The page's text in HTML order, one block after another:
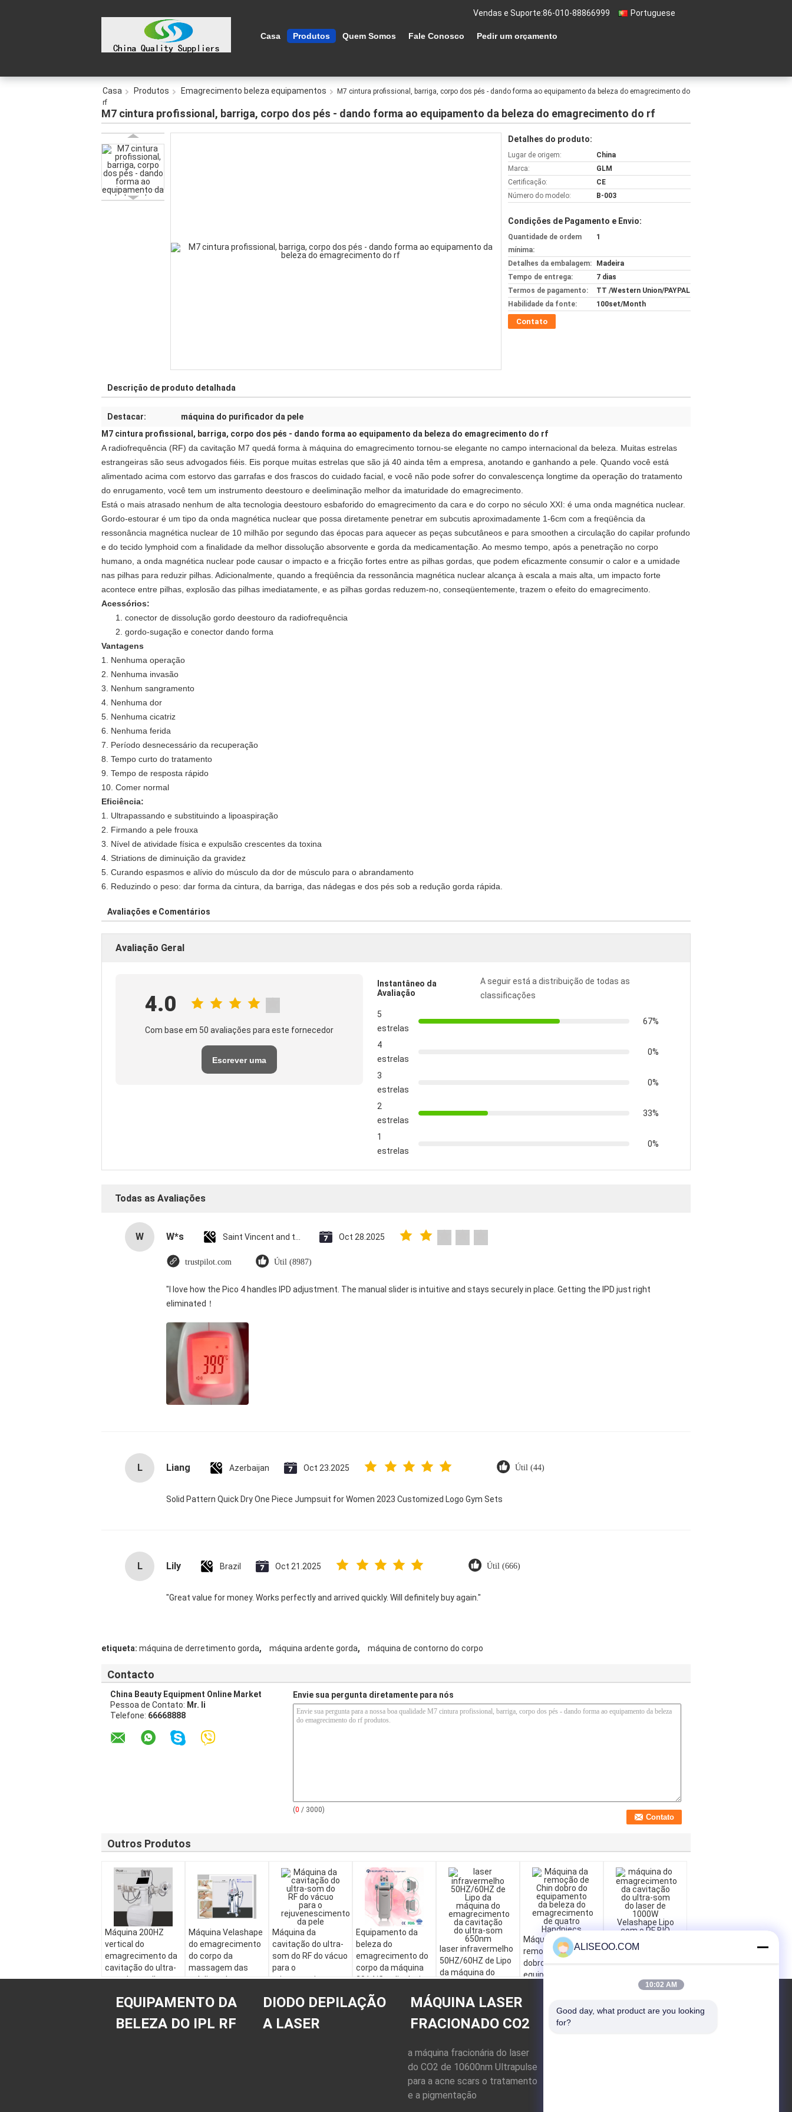
Portuguese
Vendas e Suporte:86-010-88866999
Casa Produtos Quem Somos Fale Conosco Pedir um orçamento
Casa Produtos Emagrecimento beleza equipamentos
M7 cintura profissional, barriga, corpo dos pés - dando forma ao equipamento da beleza do emagrecimento do
rf
M7 cintura profissional, barriga, corpo dos pés - dando forma ao equipamento da beleza do emagrecimento do rf
Detalhes do produto:
Lugar de origem:
China
Marca:
GLM
Certificação:
CE
Número do modelo:
B-003
Condições de Pagamento e Envio:
Quantidade de ordem
mínima:
1
Detalhes da embalagem:
Madeira
Tempo de entrega:
7 dias
Termos de pagamento:
TT /Western Union/PAYPAL
Habilidade da fonte:
100set/Month
Contato
Descrição de produto detalhada
Destacar:
máquina do purificador da pele
M7 cintura profissional, barriga, corpo dos pés - dando forma ao equipamento da beleza do emagrecimento do rf
A radiofrequência (RF) da cavitação M7 quedá forma à máquina do emagrecimento tornou-se elegante no campo internacional da beleza. Muitas estrelas
estrangeiras são seus advogados fiéis. Eis porque muitas estrelas que são já 40 ainda têm a empresa, anotando e ganhando a pele. Quando você está
alimentado acima com estorvo das garrafas e dos frascos do cuidado facial, e você não pode sofrer do convalescença longtime da operação do tratamento
do enrugamento, você tem um instrumento deestouro e deeliminação melhor da imaturidade do emagrecimento.
Está o mais atrasado nenhum de alta tecnologia deestouro esbaforido do emagrecimento da cara e do corpo no século XXI: é uma onda magnética nuclear.
Gordo-estourar é um tipo da onda magnética nuclear que possa diretamente penetrar em subcutis aproximadamente 1-6cm com a freqüência da
ressonância magnética nuclear de 10 milhão por segundo das épocas para aquecer as peças subcutâneos e para smoothen a circulação do capilar profundo
e do tecido lymphoid com a finalidade da melhor dissolução absorvente e gorda da medicamentação. Ao mesmo tempo, após a penetração no corpo
humano, a onda magnética nuclear pode causar o impacto e a fricção fortes entre as pilhas gordas, que podem eficazmente consumir o calor e a umidade
nas pilhas para reduzir pilhas. Adicionalmente, quando a freqüência da ressonância magnética nuclear alcança à escala a mais alta, um impacto forte
acontece entre pilhas, explosão das pilhas imediatamente, e as pilhas gordas reduzem-no, conseqüentemente, trazem o efeito do emagrecimento.
Acessórios:
1. conector de dissolução gordo deestouro da radiofrequência
2. gordo-sugação e conector dando forma
Vantagens
1. Nenhuma operação
2. Nenhuma invasão
3. Nenhum sangramento
4. Nenhuma dor
5. Nenhuma cicatriz
6. Nenhuma ferida
7. Período desnecessário da recuperação
8. Tempo curto do tratamento
9. Tempo de resposta rápido
10. Comer normal
Eficiência:
1. Ultrapassando e substituindo a lipoaspiração
2. Firmando a pele frouxa
3. Nível de atividade física e expulsão crescentes da toxina
4. Striations de diminuição da gravidez
5. Curando espasmos e alívio do músculo da dor de músculo para o abrandamento
6. Reduzindo o peso: dar forma da cintura, da barriga, das nádegas e dos pés sob a redução gorda rápida.
Avaliações e Comentários
Avaliação Geral
4.0
Com base em 50 avaliações para este fornecedor
Escrever uma
Instantâneo da
Avaliação
A seguir está a distribuição de todas as
classificações
5
estrelas
67%
4
estrelas
0%
3
estrelas
0%
2
estrelas
33%
1
estrelas
0%
Todas as Avaliações
W W*s Oct 28.2025
trustpilot.com Útil (8987)
"I love how the Pico 4 handles IPD adjustment. The manual slider is intuitive and stays securely in place. Getting the IPD just right
eliminated！
L Liang Azerbaijan Oct 23.2025 Útil (44)
Solid Pattern Quick Dry One Piece Jumpsuit for Women 2023 Customized Logo Gym Sets
L Lily Brazil Oct 21.2025 Útil (666)
"Great value for money. Works perfectly and arrived quickly. Will definitely buy again."
etiqueta: máquina de derretimento gorda, máquina ardente gorda, máquina de contorno do corpo
Contacto
China Beauty Equipment Online Market
Pessoa de Contato: Mr. li
Telefone: 66668888
Envie sua pergunta diretamente para nós
(0 / 3000)
Outros Produtos
Máquina 200HZ
vertical do
emagrecimento da
cavitação do ultra-
som das mulheres
500HZ
Máquina Velashape
do emagrecimento
do corpo da
massagem das
celulites de
mulheres
Máquina da
cavitação do ultra-
som do RF do vácuo
para o
rejuvenescimento
Equipamento da
beleza do
emagrecimento do
corpo da máquina
2014/Cryolipolysis
laser infravermelho
50HZ/60HZ de Lipo
da máquina do
cavitação do ultra-
som 650nm
Máquina da
remoção de Chin
dobro do
equipamento da
quatro Handpiecs
emagrecimento da
cavitação do ultra-
1000W Velashape
EQUIPAMENTO DA
BELEZA DO IPL RF
DIODO DEPILAÇÃO
A LASER
MÁQUINA LASER
FRACIONADO CO2
a máquina fracionária do laser
do CO2 de 10600nm Ultrapulse
para a acne scars o tratamento
e a pigmentação
ORÇAMENTO
ALISEOO.COM
10:02 AM
Good day, what product are you looking
for?